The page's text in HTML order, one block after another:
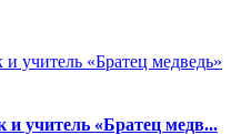
учитель «Братец медв...